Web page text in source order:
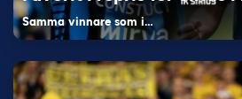
Samma vinnare som i…